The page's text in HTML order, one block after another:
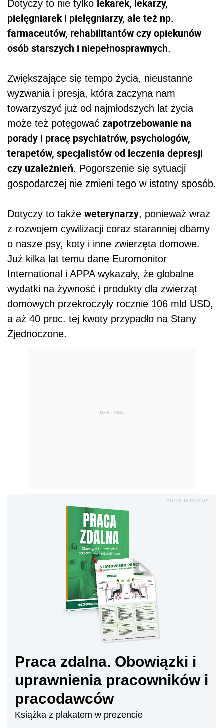
Dotyczy to nie tylko
pielęgniarek i pielęgniarzy, ale też np.
farmaceutów, rehabilitantów czy opiekunów
osób starszych i niepełnosprawnych.
Zwiększające się tempo życia, nieustanne
wyzwania i presja, która zaczyna nam
towarzyszyć już od najmłodszych lat życia
może też potęgować zapotrzebowanie na
porady i pracę psychiatrów, psychologów,
terapetów, specjalistów od leczenia depresji
czy uzależnień. Pogorszenie się sytuacji
gospodarczej nie zmieni tego w istotny sposób.
Dotyczy to także weterynarzy, ponieważ wraz
z rozwojem cywilizacji coraz staranniej dbamy
o nasze psy, koty i inne zwierzęta domowe.
Już kilka lat temu dane Euromonitor
International i APPA wykazały, że globalne
wydatki na żywność i produkty dla zwierząt
domowych przekroczyły rocznie 106 mld USD,
a aż 40 proc. tej kwoty przypadło na Stany
Zjednoczone.
REKLAMA
AUTOPROMOCJA
Praca zdalna. Obowiązki i
uprawnienia pracowników i
pracodawców
Książka z plakatem w prezencie